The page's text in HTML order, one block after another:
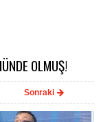
OLMUŞ!
Sonraki